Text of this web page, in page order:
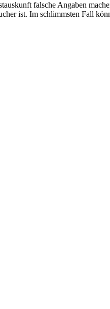
falsche Angaben
ist. Im schlimmsten Fall